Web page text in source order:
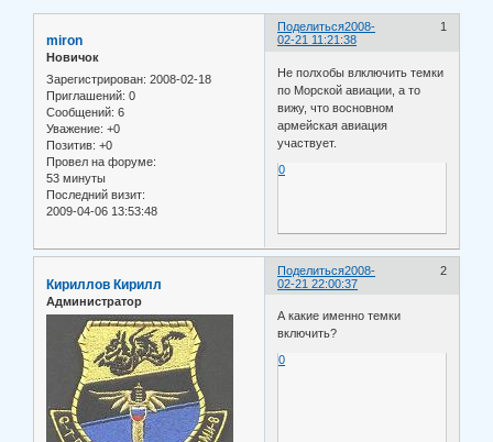
Поделиться 1
2008-
02-21 11:21:38
miron
Новичок
Зарегистрирован: 2008-02-18
Приглашений: 0
Сообщений: 6
Уважение: +0
Позитив: +0
Провел на форуме:
53 минуты
Последний визит:
2009-04-06 13:53:48
Не полхобы влключить темки
по Морской авиации, а то
вижу, что восновном
армейская авиация
участвует.
0
Поделиться 2
2008-
02-21 22:00:37
Кириллов Кирилл
Администратор
А какие именно темки
включить?
0